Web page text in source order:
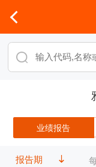
业绩报告
报告期